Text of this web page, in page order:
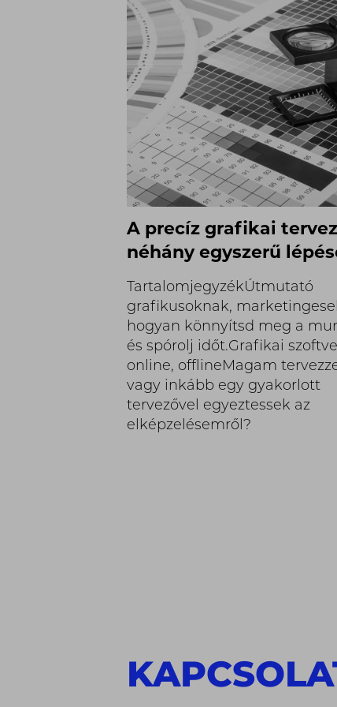
A precíz grafikai
néhány egyszerű
TartalomjegyzékÚtmutató
grafikusoknak,
hogyan könnyítsd meg a
és spórolj időt.Grafikai
online, offlineMagam
vagy inkább egy gyakorlott
tervezővel egyeztessek az
elképzelésemről?